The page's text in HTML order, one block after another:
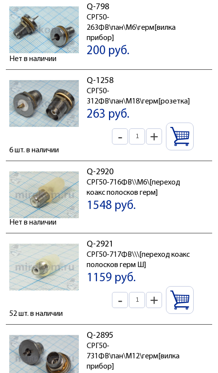
Q-798
СРГ50-
263ФВ\пан\М6\герм[вилка
прибор]
200 руб.
Нет в наличии
Q-1258
СРГ50-
312ФВ\пан\М18\герм[розетка]
263 руб.
- +
6 шт. в наличии
Q-2920
СРГ50-716ФВ\\M6\[переход
коакс полосков герм]
1548 руб.
Нет в наличии
Q-2921
СРГ50-717ФВ\\\[переход коакс
полосков герм Ш]
1159 руб.
- +
52 шт. в наличии
Q-2895
СРГ50-
731ФВ\пан\М12\герм[вилка
прибор]